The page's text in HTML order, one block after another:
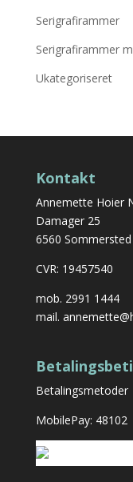
Serigrafirammer
Serigrafirammer
Ukategoriseret
Kontakt
Annemette Hoier
Damager 25
6560 Sommersted
CVR: 19457540
mob. 2991 1444
mail.
Betalingsmetoder
MobilePay: 48102